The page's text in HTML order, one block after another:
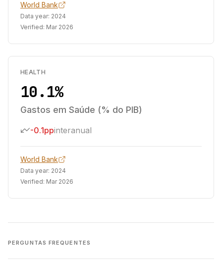
World Bank
Data year: 2024
Verified: Mar 2026
HEALTH
10.1%
Gastos em Saúde (% do PIB)
-0.1ppinteranual
World Bank
Data year: 2024
Verified: Mar 2026
PERGUNTAS FREQUENTES